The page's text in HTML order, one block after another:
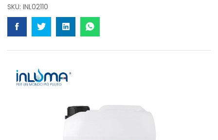
SKU: INL02110